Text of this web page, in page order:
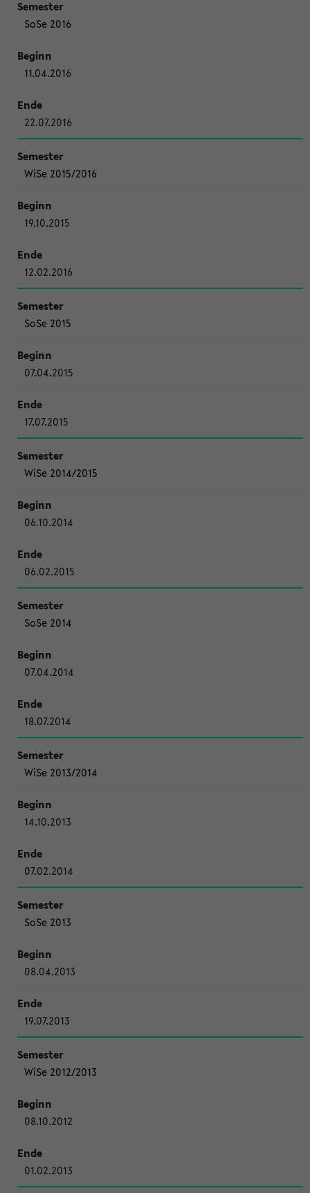
SoSe 2016
11.04.2016
22.07.2016
WiSe 2015/2016
19.10.2015
12.02.2016
SoSe 2015
07.04.2015
17.07.2015
WiSe 2014/2015
06.10.2014
06.02.2015
SoSe 2014
07.04.2014
18.07.2014
WiSe 2013/2014
14.10.2013
07.02.2014
SoSe 2013
08.04.2013
19.07.2013
WiSe 2012/2013
08.10.2012
01.02.2013